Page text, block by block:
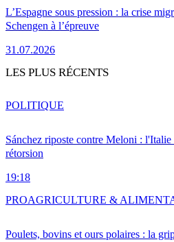
L’Espagne sous pression : la crise
Schengen à l’épreuve
31.07.2026
LES PLUS RÉCENTS
Sánchez riposte contre Meloni : l'Italie
rétorsion
19:18
POLITIQUE
Poulets, bovins et ours polaires : la
PROAGRICULTURE &